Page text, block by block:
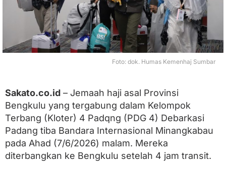
4
D
e
b
a
r
P
a
d
a
n
g
A
s
Foto: dok. Humas Kemenhaj Sumbar
Sakato.co.id – Jemaah haji asal Provinsi
Bengkulu yang tergabung dalam Kelompok
Terbang (Kloter) 4 Padqng (PDG 4) Debarkasi
Padang tiba Bandara Internasional Minangkabau
pada Ahad (7/6/2026) malam. Mereka
diterbangkan ke Bengkulu setelah 4 jam transit.